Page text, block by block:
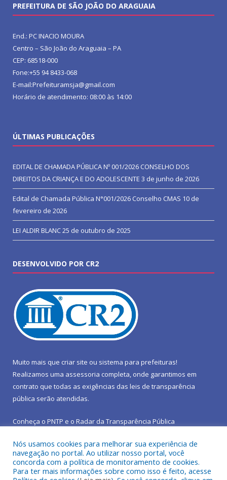
PREFEITURA DE SÃO JOÃO DO ARAGUAIA
End.: PC INACIO MOURA
Centro – São João do Araguaia – PA
CEP: 68518-000
Fone:+55 94 8433-068
E-mail:Prefeituramsja@gmail.com
Horário de atendimento: 08:00 às 14:00
ÚLTIMAS PUBLICAÇÕES
EDITAL DE CHAMADA PÚBLICA Nº 001/2026 CONSELHO DOS
DIREITOS DA CRIANÇA E DO ADOLESCENTE 3 de junho de 2026
Edital de Chamada Pública N°001/2026 Conselho CMAS 10 de
fevereiro de 2026
LEI ALDIR BLANC25 de outubro de 2025
DESENVOLVIDO POR CR2
Muito mais que criar site ou sistema para prefeituras!
Realizamos uma assessoria completa, onde garantimos em
contrato que todas as exigências das leis de transparência
pública serão atendidas.
Conheça o PNTP e o Radar da Transparência Pública
Todos os direitos reservados a Prefeitura Municipal de São João
Nós usamos cookies para melhorar sua experiência de
navegação no portal. Ao utilizar nosso portal, você
concorda com a política de monitoramento de cookies.
Para ter mais informações sobre como isso é feito, acesse